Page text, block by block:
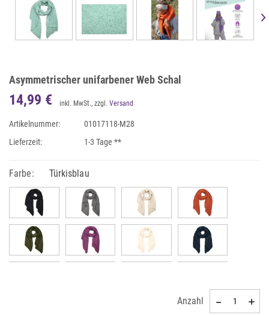
Asymmetrischer unifarbener Web Schal
14,99 € inkl. MwSt., zzgl. Versand
Artikelnummer:
01017118-M28
Lieferzeit:
1-3 Tage **
Farbe: Türkisblau
Anzahl